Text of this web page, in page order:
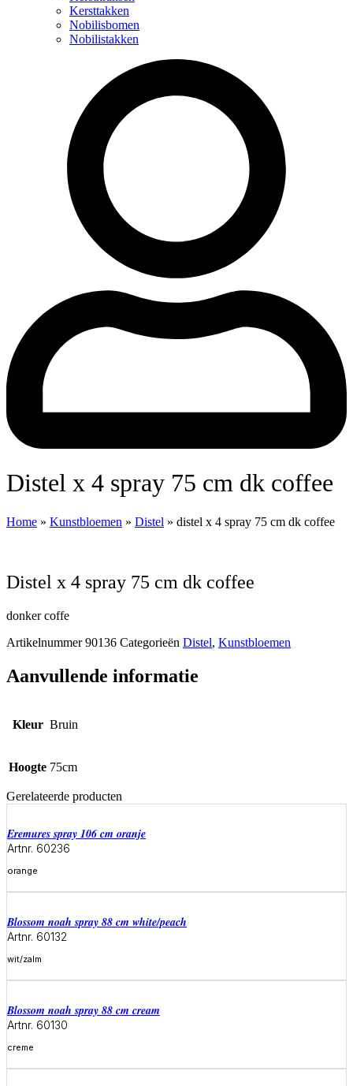
Kersttakken
Nobilisbomen
Nobilistakken
distel x 4 spray 75 cm dk coffee
Home » Kunstbloemen » Distel » distel x 4 spray 75 cm dk coffee
distel x 4 spray 75 cm dk coffee
donker coffe
Artikelnummer90136 Categorieën Distel, Kunstbloemen
Aanvullende informatie
Kleur Bruin
Hoogte 75cm
Gerelateerde producten
eremures spray 106 cm oranje
Artnr. 60236
orange
Meer informatie
blossom noah spray 88 cm white/peach
Artnr. 60132
wit/zalm
blossom noah spray 88 cm cream
Artnr. 60130
creme